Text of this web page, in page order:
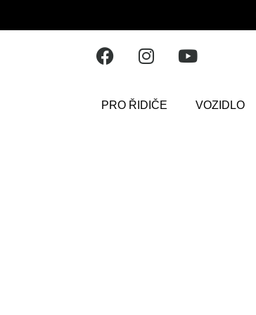
PRO ŘIDIČE VOZIDLO